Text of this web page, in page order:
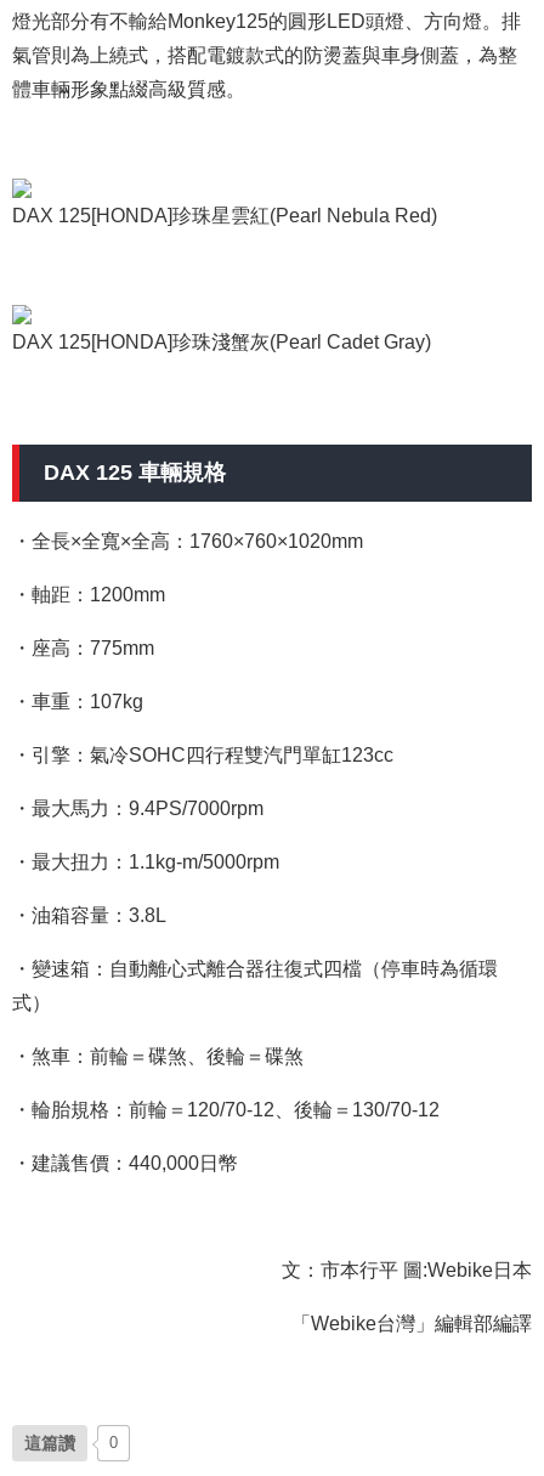
燈光部分有不輸給Monkey125的圓形LED頭燈、方向燈。排
氣管則為上繞式，搭配電鍍款式的防燙蓋與車身側蓋，為整
體車輛形象點綴高級質感。
DAX 125[HONDA]珍珠星雲紅(Pearl Nebula Red)
DAX 125[HONDA]珍珠淺蟹灰(Pearl Cadet Gray)
DAX 125 車輛規格
・全長×全寬×全高：1760×760×1020mm
・軸距：1200mm
・座高：775mm
・車重：107kg
・引擎：氣冷SOHC四行程雙汽門單缸123cc
・最大馬力：9.4PS/7000rpm
・最大扭力：1.1kg-m/5000rpm
・油箱容量：3.8L
・變速箱：自動離心式離合器往復式四檔（停車時為循環
式）
・煞車：前輪＝碟煞、後輪＝碟煞
・輪胎規格：前輪＝120/70-12、後輪＝130/70-12
・建議售價：440,000日幣
文：市本行平 圖:Webike日本
「Webike台灣」編輯部編譯
這篇讚 0